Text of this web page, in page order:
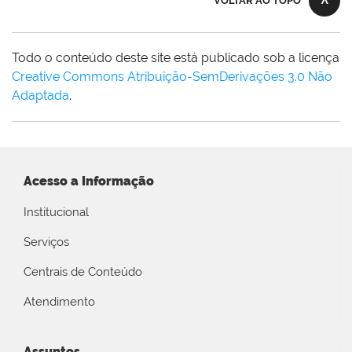
Todo o conteúdo deste site está publicado sob a licença
Creative Commons Atribuição-SemDerivações 3.0 Não
Adaptada.
Acesso a Informação
Institucional
Serviços
Centrais de Conteúdo
Atendimento